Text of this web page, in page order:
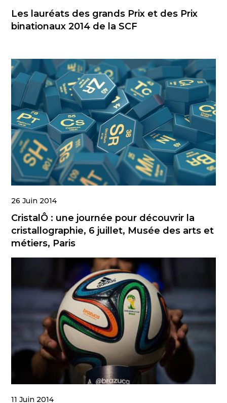
Les lauréats des grands Prix et des Prix
binationaux 2014 de la SCF
26 Juin 2014
CristalÔ : une journée pour découvrir la
cristallographie, 6 juillet, Musée des arts et
métiers, Paris
11 Juin 2014